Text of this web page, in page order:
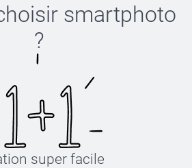
smartphoto
?
super facile